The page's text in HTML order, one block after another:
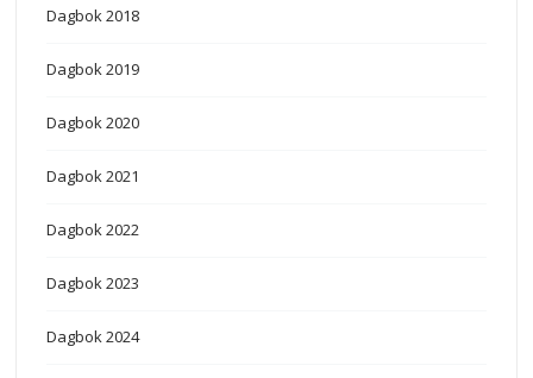
Dagbok 2018
Dagbok 2019
Dagbok 2020
Dagbok 2021
Dagbok 2022
Dagbok 2023
Dagbok 2024